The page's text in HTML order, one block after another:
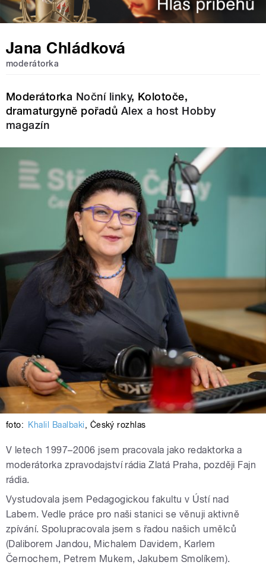
Jana Chládková
moderátorka
Moderátorka Noční linky, Kolotoče,
dramaturgyně pořadů Alex a host Hobby
magazín
foto: Khalil Baalbaki, Český rozhlas
V letech 1997–2006 jsem pracovala jako redaktorka a
moderátorka zpravodajství rádia Zlatá Praha, později Fajn
rádia.
Vystudovala jsem Pedagogickou fakultu v Ústí nad
Labem. Vedle práce pro naši stanici se věnuji aktivně
zpívání. Spolupracovala jsem s řadou našich umělců
(Daliborem Jandou, Michalem Davidem, Karlem
Černochem, Petrem Mukem, Jakubem Smolíkem).